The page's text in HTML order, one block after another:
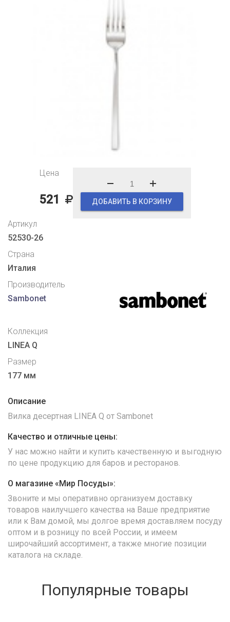
Цена
521 ДОБАВИТЬ В КОРЗИНУ
Артикул
52530-26
Страна
Италия
Производитель
Sambonet
Коллекция
LINEA Q
Размер
177 мм
Описание
Вилка десертная LINEA Q от Sambonet
Качество и отличные цены:
У нас можно найти и купить качественную и выгодную
по цене продукцию для баров и ресторанов.
О магазине «Мир Посуды»:
Звоните и мы оперативно организуем доставку
товаров наилучшего качества на Ваше предприятие
или к Вам домой, мы долгое время доставляем посуду
оптом и в розницу по всей России, и имеем
широчайший ассортимент, а также многие позиции
каталога на складе.
Популярные товары